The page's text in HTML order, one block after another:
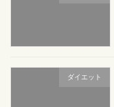
ダイエット